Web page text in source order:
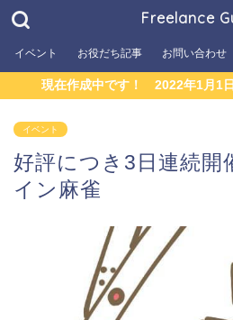
Freelance
イベント お役だち記事 お問い合わせ
現在作成中です！ 2022年1月1
イベント
好評につき3日連続
イン麻雀